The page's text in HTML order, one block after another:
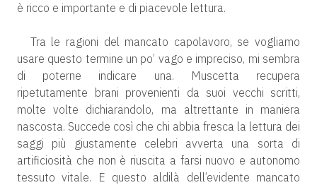
è ricco e importante e di piacevole lettura.
Tra le ragioni del mancato capolavoro, se vogliamo
usare questo termine un po’ vago e impreciso, mi sembra
di poterne indicare una. Muscetta recupera
ripetutamente brani provenienti da suoi vecchi scritti,
molte volte dichiarandolo, ma altrettante in maniera
nascosta. Succede così che chi abbia fresca la lettura dei
saggi più giustamente celebri avverta una sorta di
artificiosità che non è riuscita a farsi nuovo e autonomo
tessuto vitale. E questo aldilà dell’evidente mancato